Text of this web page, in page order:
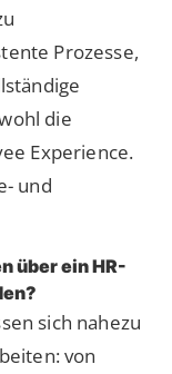
Prozesse,
die
Experience.
und
über ein HR-
sich nahezu
von